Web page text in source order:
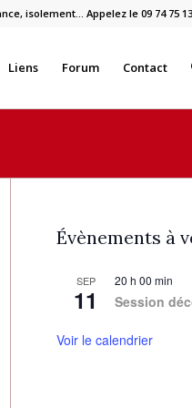
isolement… Appelez le 09 74 75
Liens Forum Contact
Évènements à
SEP
11
20 h 00 min
Session
Voir le calendrier